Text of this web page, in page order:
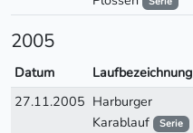
2005
Datum Laufbezeichnung
27.11.2005 Harburger
Karablauf
Serie